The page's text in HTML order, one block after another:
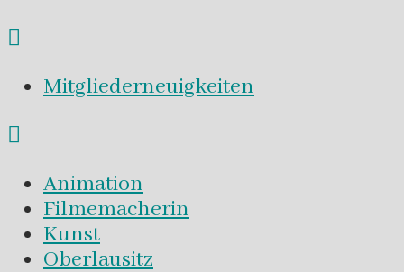
Mitgliederneuigkeiten
Animation
Filmemacherin
Kunst
Oberlausitz